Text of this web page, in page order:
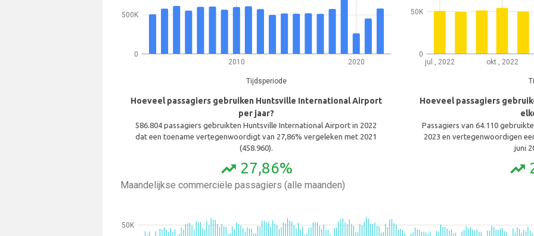
2010 2020
Tijdsperiode
0
500K
Hoeveel passagiers gebruiken Huntsville International Airport
per jaar?
586.804 passagiers gebruikten Huntsville International Airport in 2022
dat een toename vertegenwoordigt van 27,86% vergeleken met 2021
(458.960).
trending_up 27,86%
jul., 2022 okt., 2022
0
50K
Hoeveel passagiers
Passagiers van 64.110
2023 en vertegenwoordigen
juni
trending_up
Maandelijkse commerciële passagiers (alle maanden)
50K